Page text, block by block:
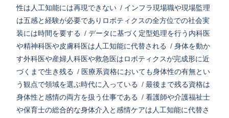
性は人工知能には再現できない / インフラ現場職や現場監理
は五感と経験が必要でありロボティクスの全方位での社会実
装には時間を要する / データに基づく定型処理を行う内科医
や精神科医や皮膚科医は人工知能に代替される / 身体を動か
す外科医や産婦人科医や救急医はロボティクスが完成形に近
づくまで生き残る / 医療系資格においても身体性の有無とい
う観点で領域を選ぶ時代に入っている / 最後まで残る資格は
身体性と感情の両方を扱う仕事である / 看護師や介護福祉士
や保育士の総合的な身体介入と感情ケアは人工知能に代替さ